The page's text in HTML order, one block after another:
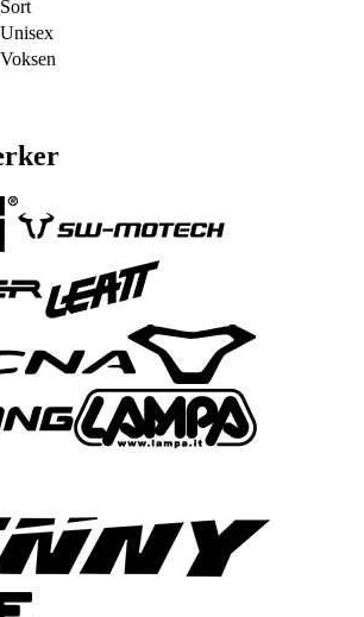
Sort
Unisex
Voksen